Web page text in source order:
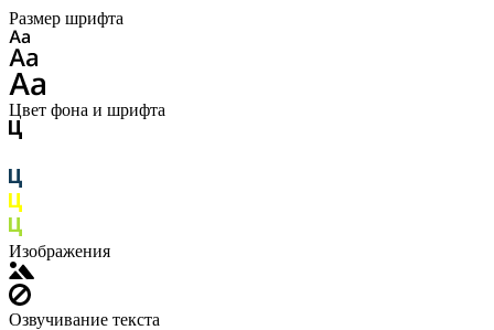
Размер шрифта
Цвет фона и шрифта
Изображения
Озвучивание текста